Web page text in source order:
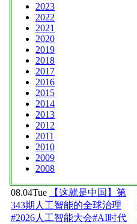
2023
2022
2021
2020
2019
2018
2017
2016
2015
2014
2013
2012
2011
2010
2009
2008
08.04Tue
【这就是中国】第
343期人工智能的全球治理
#2026人工智能大会#AI时代